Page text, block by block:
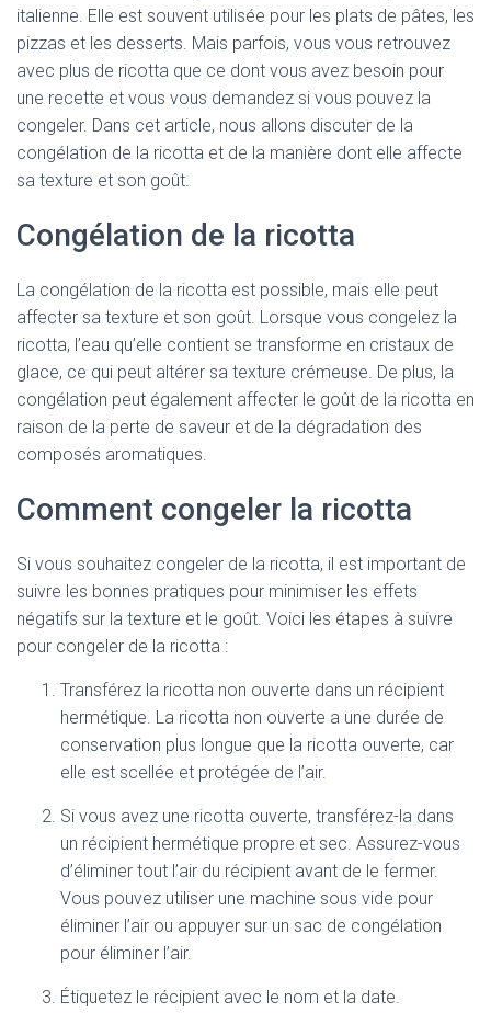
italienne. Elle est souvent utilisée pour les plats de pâtes, les
pizzas et les desserts. Mais parfois, vous vous retrouvez
avec plus de ricotta que ce dont vous avez besoin pour
une recette et vous vous demandez si vous pouvez la
congeler. Dans cet article, nous allons discuter de la
congélation de la ricotta et de la manière dont elle affecte
sa texture et son goût.
Congélation de la ricotta
La congélation de la ricotta est possible, mais elle peut
affecter sa texture et son goût. Lorsque vous congelez la
ricotta, l’eau qu’elle contient se transforme en cristaux de
glace, ce qui peut altérer sa texture crémeuse. De plus, la
congélation peut également affecter le goût de la ricotta en
raison de la perte de saveur et de la dégradation des
composés aromatiques.
Comment congeler la ricotta
Si vous souhaitez congeler de la ricotta, il est important de
suivre les bonnes pratiques pour minimiser les effets
négatifs sur la texture et le goût. Voici les étapes à suivre
pour congeler de la ricotta :
Transférez la ricotta non ouverte dans un récipient
hermétique. La ricotta non ouverte a une durée de
conservation plus longue que la ricotta ouverte, car
elle est scellée et protégée de l’air.
Si vous avez une ricotta ouverte, transférez-la dans
un récipient hermétique propre et sec. Assurez-vous
d’éliminer tout l’air du récipient avant de le fermer.
Vous pouvez utiliser une machine sous vide pour
éliminer l’air ou appuyer sur un sac de congélation
pour éliminer l’air.
Étiquetez le récipient avec le nom et la date.